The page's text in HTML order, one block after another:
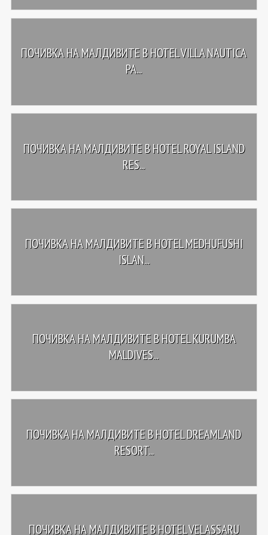
ПОЧИВКА НА МАЛДИВИТЕ В HOTEL VILLA NAUTICA
PA...
ПОЧИВКА НА МАЛДИВИТЕ В HOTEL ROYAL ISLAND
RES...
ПОЧИВКА НА МАЛДИВИТЕ В HOTEL MEDHUFUSHI
ISLAN...
ПОЧИВКА НА МАЛДИВИТЕ В HOTEL KURUMBA
MALDIVES...
ПОЧИВКА НА МАЛДИВИТЕ В HOTEL DREAMLAND
RESORT...
ПОЧИВКА НА МАЛДИВИТЕ В HOTEL VELASSARU